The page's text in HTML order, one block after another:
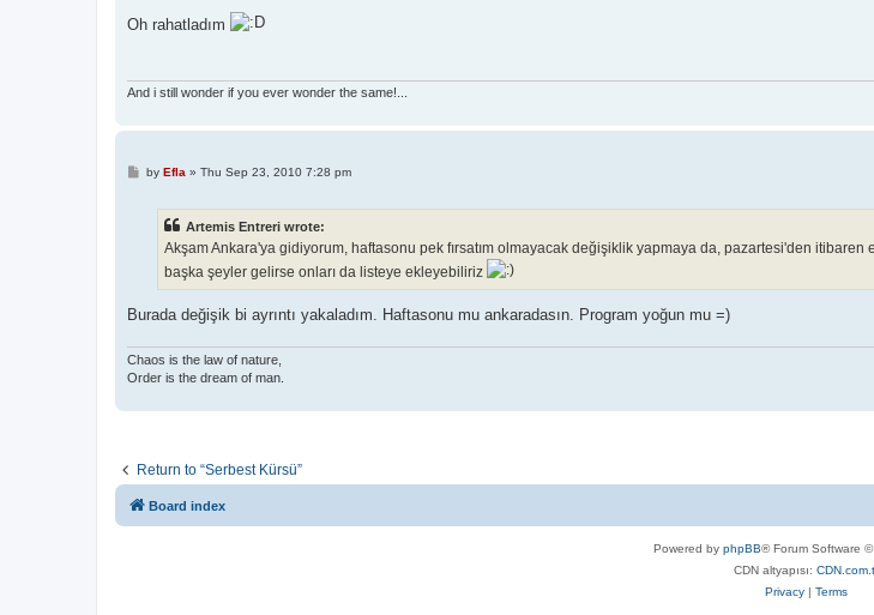
s
t
Oh rahatladım
And i still wonder if you ever wonder the same!...
Pby Efla» Thu Sep 23, 2010 7:28 pm
Artemis Entreri wrote:
Akşam Ankara'ya gidiyorum, haftasonu pek fırsatım olmayacak değişiklik yapmaya da, pazartesi'den itibaren
başka şeyler gelirse onları da listeye ekleyebiliriz
Burada değişik bi ayrıntı yakaladım. Haftasonu mu ankaradasın. Program yoğun mu =)
Chaos is the law of nature,
Order is the dream of man.
Return to “Serbest Kürsü”
Board index
Powered by phpBB® Forum Software
CDN altyapısı:
Privacy| Terms